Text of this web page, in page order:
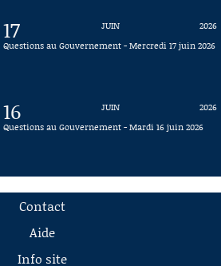
17 JUIN
2026
Questions au Gouvernement - Mercredi 17 juin 2026
16 JUIN
2026
Questions au Gouvernement - Mardi 16 juin 2026
Contact
Aide
Info site